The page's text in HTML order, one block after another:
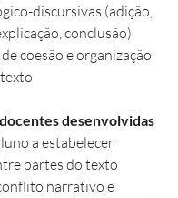
discursivas (adição,
conclusão)
coesão e organização
desenvolvidas
a estabelecer
partes do texto
narrativo e